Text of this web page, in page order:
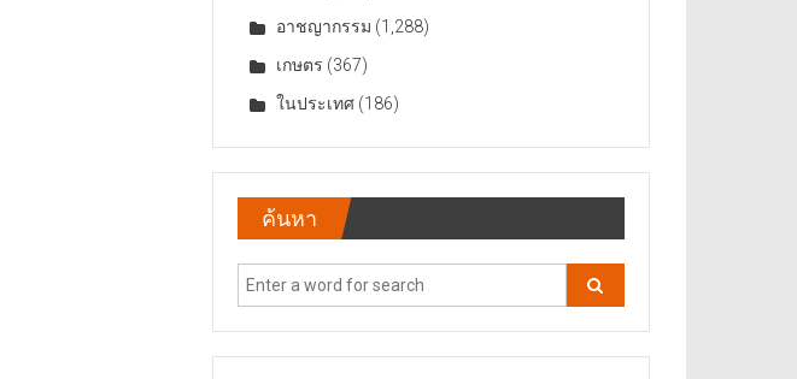
อาชญากรรม (1,288)
เกษตร (367)
ในประเทศ (186)
ค้นหา